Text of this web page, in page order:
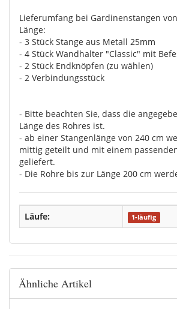
Lieferumfang bei Gardinenstangen
Länge:
- 3 Stück Stange aus Metall 25mm
- 4 Stück Wandhalter "Classic" mit
- 2 Stück Endknöpfen (zu wählen)
- 2 Verbindungsstück
- Bitte beachten Sie, dass die
Länge des Rohres ist.
- ab einer Stangenlänge von 240 cm
mittig geteilt und mit einem
geliefert.
- Die Rohre bis zur Länge 200 cm
Läufe: 1-läufig
Ähnliche Artikel